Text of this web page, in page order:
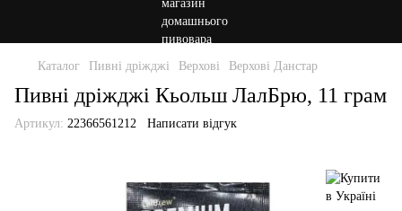
Каталог Пивні дріжджі Верхові Верхові Данстар
Пивні дріжджі Кьольш ЛалБрю, 11 грам
Артикул: 22366561212 Написати відгук